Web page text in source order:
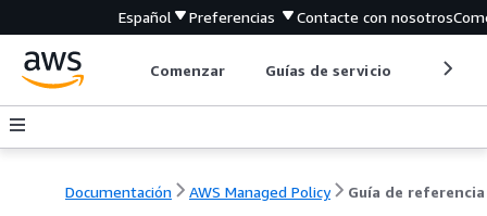
Español Preferencias Contacte con nosotros
Comenzar Guías de servicio
Documentación AWS Managed Policy Guía de referencia